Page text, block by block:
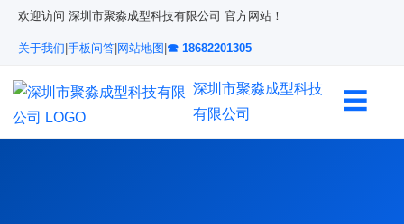
欢迎访问 深圳市聚淼成型科技有限公司 官方网站！
关于我们 手板问答 网站地图 ☎ 18682201305
深圳市聚淼成型科技
有限公司
☰